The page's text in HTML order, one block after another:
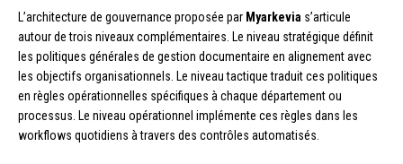
L’architecture de gouvernance proposée par Myarkevia s’articule
autour de trois niveaux complémentaires. Le niveau stratégique définit
les politiques générales de gestion documentaire en alignement avec
les objectifs organisationnels. Le niveau tactique traduit ces politiques
en règles opérationnelles spécifiques à chaque département ou
processus. Le niveau opérationnel implémente ces règles dans les
workflows quotidiens à travers des contrôles automatisés.